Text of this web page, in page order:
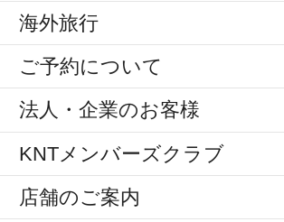
海外旅行
ご予約について
法人・企業のお客様
KNTメンバーズクラブ
店舗のご案内